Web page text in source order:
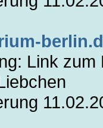
Link